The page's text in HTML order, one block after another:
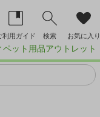
利用ガイド 検索 お気に入り
ペット用品アウトレット